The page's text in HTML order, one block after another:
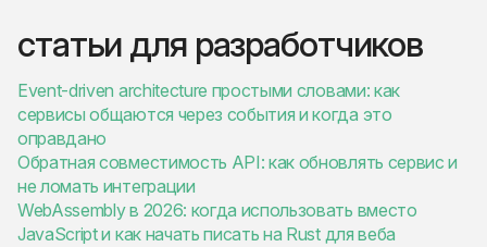
статьи для разработчиков
Event-driven architecture простыми словами: как
сервисы общаются через события и когда это
оправдано
Обратная совместимость API: как обновлять сервис и
не ломать интеграции
WebAssembly в 2026: когда использовать вместо
JavaScript и как начать писать на Rust для веба